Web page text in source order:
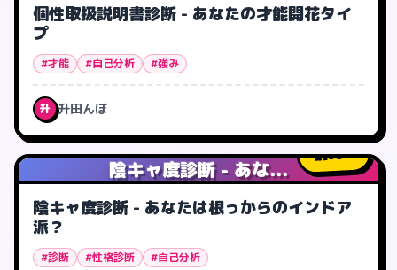
個性取扱説明書診断 - あなたの才能開花タイ
プ
#才能 #自己分析 #強み
升 升田んぼ
陰キャ度診断 - あな...
33人
陰キャ度診断 - あなたは根っからのインドア
派？
#診断 #性格診断 #自己分析